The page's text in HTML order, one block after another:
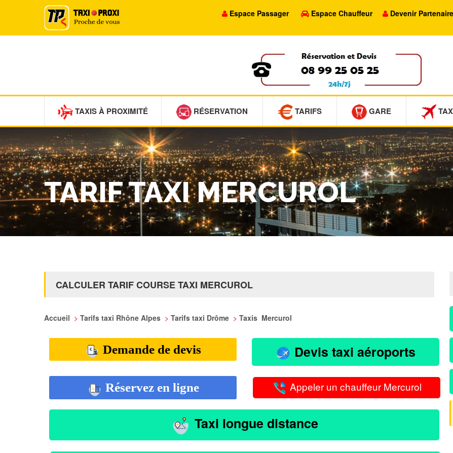
Espace Passager Espace Chauffeur Devenir Partenaire
TAXIS À PROXIMITÉ RÉSERVATION TARIFS GARE
TARIF TAXI MERCUROL
CALCULER TARIF COURSE TAXI MERCUROL
Accueil > Tarifs taxi Rhône Alpes > Tarifs taxi Drôme > Taxis Mercurol
Demande de devis Devis taxi aéroports
Réservez en ligne Appeler un chauffeur Mercurol
Taxi longue distance